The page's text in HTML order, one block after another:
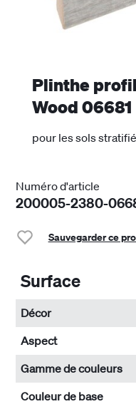
Plinthe
Wood 06681
pour les sols
Numéro d'article
200005-2380-
Sauvegarder ce
Surface
Décor
Aspect
Gamme de couleurs
Couleur de base